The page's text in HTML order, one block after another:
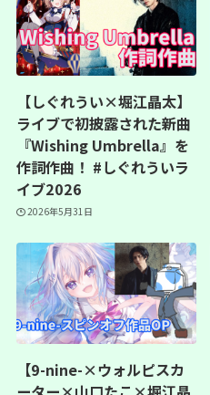
【しぐれうい×堀江晶太】
ライブで初披露された新曲
『Wishing Umbrella』を
作詞作曲！ #しぐれういラ
イブ2026
2026年5月31日
【9-nine-×ウォルピスカ